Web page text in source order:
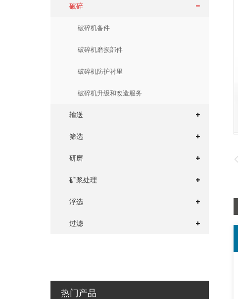
破碎
破碎机备件
破碎机磨损部件
破碎机防护衬里
破碎机升级和改造服务
输送
筛选
研磨
矿浆处理
浮选
过滤
热门产品